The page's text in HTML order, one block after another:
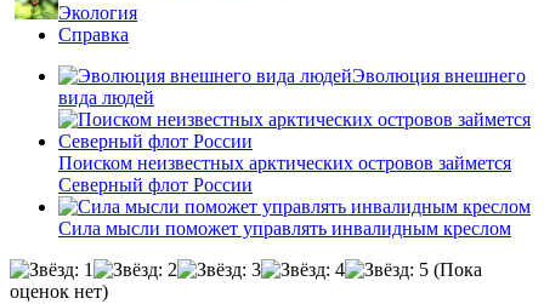
Экология
Справка
Эволюция внешнего
вида людей
Поиском неизвестных арктических островов займется
Северный флот России
Сила мысли поможет управлять инвалидным креслом
(Пока
оценок нет)